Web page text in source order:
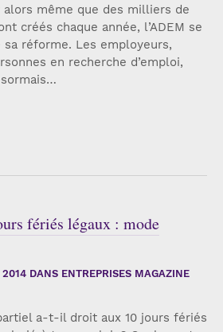
alors même que des milliers de
créés chaque année, l’ADEM se
réforme. Les employeurs,
en recherche d’emploi,
fériés légaux : mode
DANS ENTREPRISES MAGAZINE
a-t-il droit aux 10 jours fériés